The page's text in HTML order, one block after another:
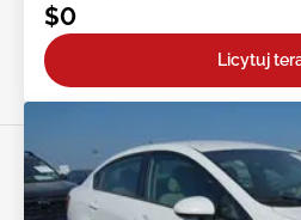
$0
Licytuj